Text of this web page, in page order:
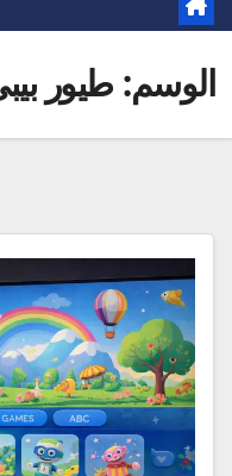
الوسم:طيور